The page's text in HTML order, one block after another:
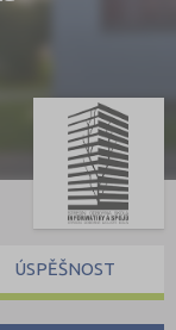
ÚSPĚŠNOST